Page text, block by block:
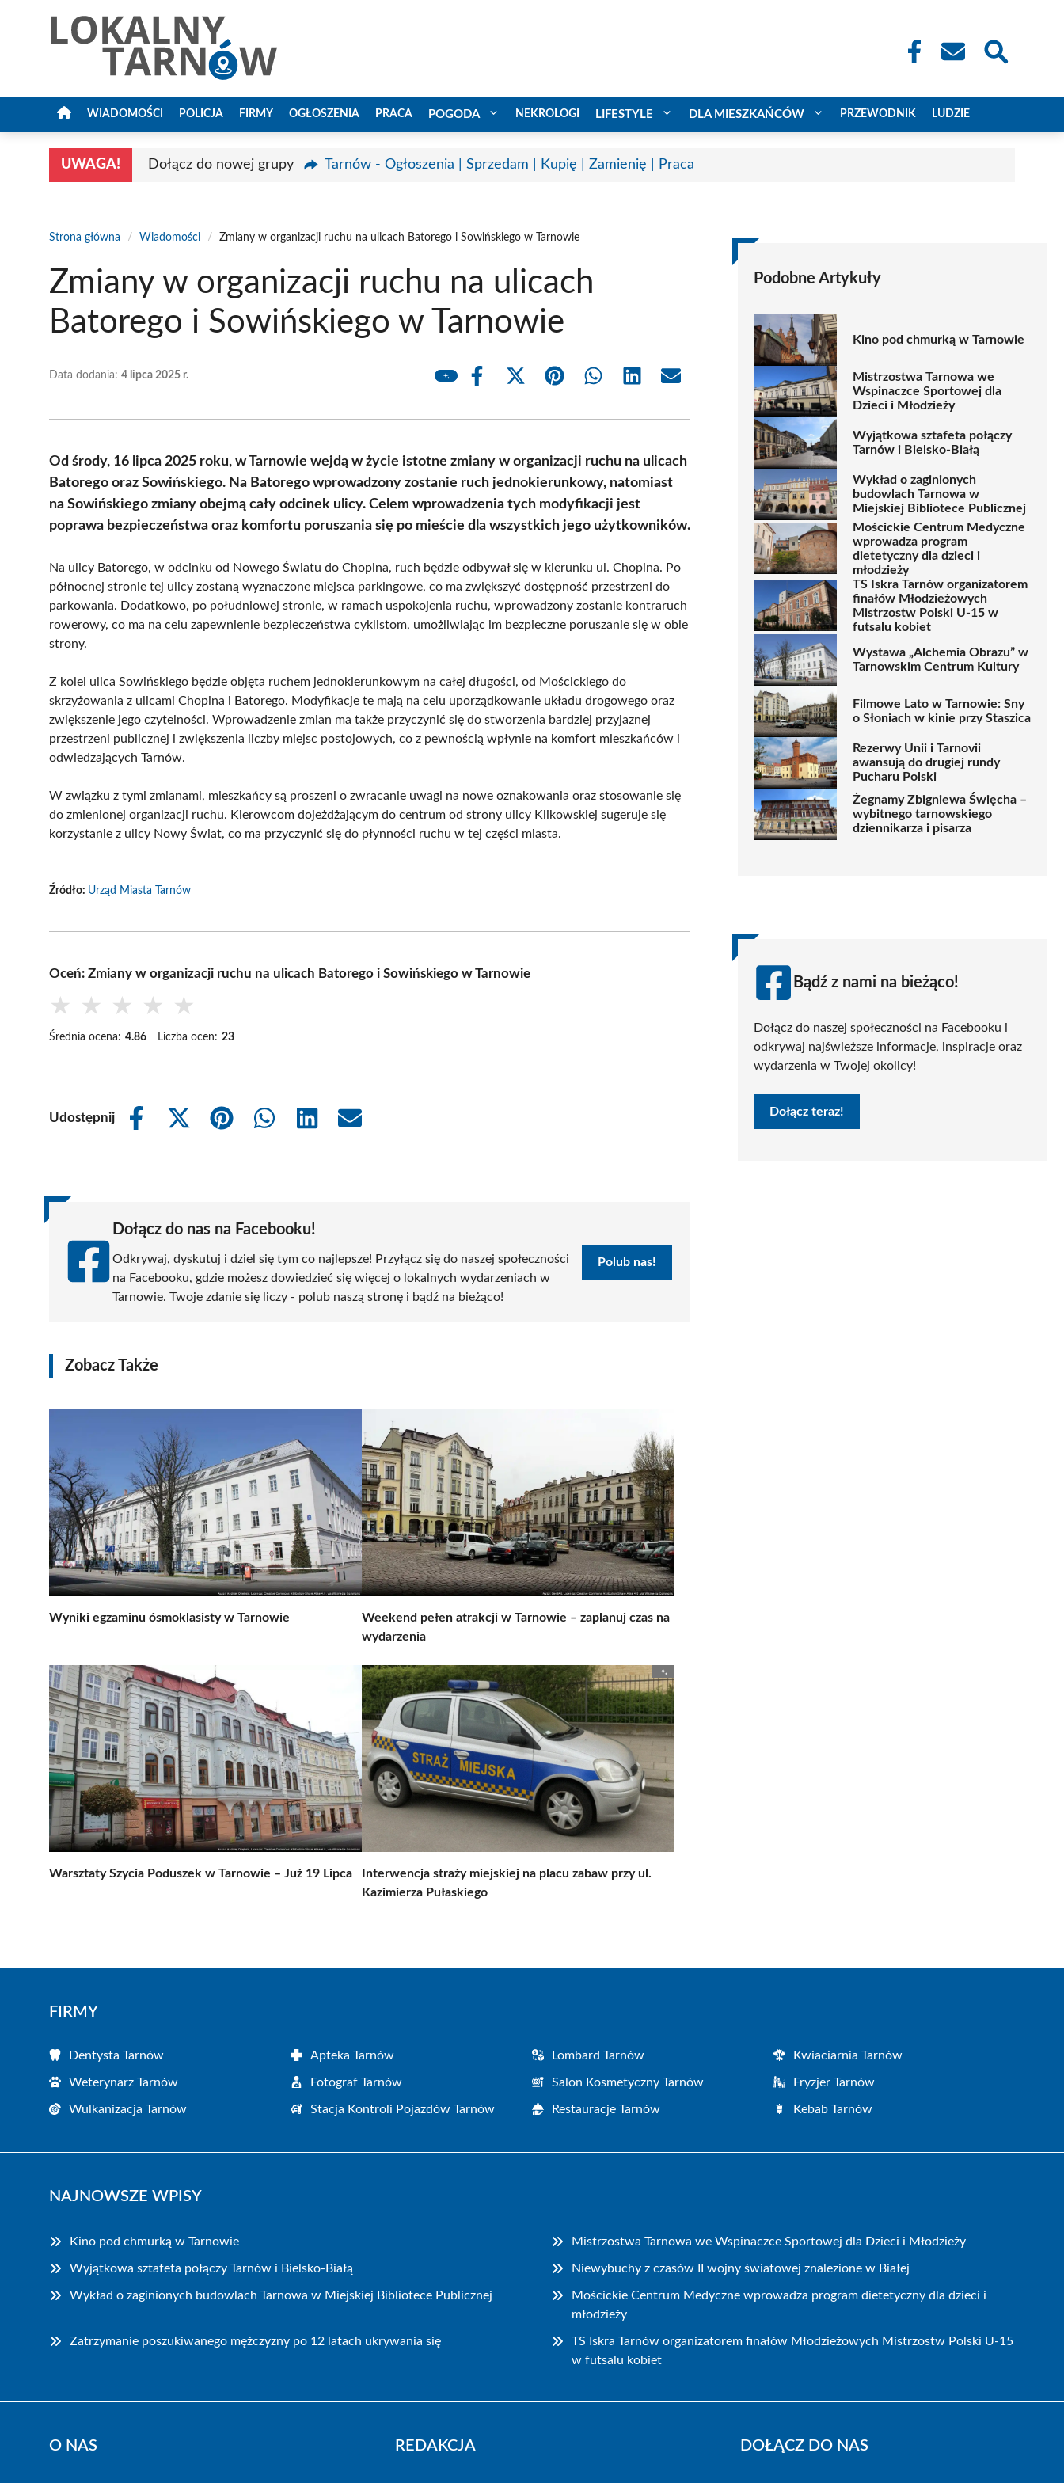
WIADOMOŚCI POLICJA FIRMY OGŁOSZENIA PRACA POGODA NEKROLOGI LIFESTYLE DLA MIESZKAŃCÓW PRZEWODNIK LUDZIE
UWAGA! Dołącz do nowej grupy Tarnów - Ogłoszenia | Sprzedam | Kupię | Zamienię | Praca
Strona główna / Wiadomości / Zmiany w organizacji ruchu na ulicach Batorego i Sowińskiego w Tarnowie
Zmiany w organizacji ruchu na ulicach
Batorego i Sowińskiego w Tarnowie
Data dodania: 4 lipca 2025 r.
Share
Share
(Twitter)
Share Share Share Share
Od środy, 16 lipca 2025 roku, w Tarnowie wejdą w życie istotne zmiany w organizacji ruchu na ulicach
Batorego oraz Sowińskiego. Na Batorego wprowadzony zostanie ruch jednokierunkowy, natomiast
na Sowińskiego zmiany obejmą cały odcinek ulicy. Celem wprowadzenia tych modyfikacji jest
poprawa bezpieczeństwa oraz komfortu poruszania się po mieście dla wszystkich jego użytkowników.
Na ulicy Batorego, w odcinku od Nowego Światu do Chopina, ruch będzie odbywał się w kierunku ul. Chopina. Po
północnej stronie tej ulicy zostaną wyznaczone miejsca parkingowe, co ma zwiększyć dostępność przestrzeni do
parkowania. Dodatkowo, po południowej stronie, w ramach uspokojenia ruchu, wprowadzony zostanie kontraruch
rowerowy, co ma na celu zapewnienie bezpieczeństwa cyklistom, umożliwiając im bezpieczne poruszanie się w obie
strony.
Z kolei ulica Sowińskiego będzie objęta ruchem jednokierunkowym na całej długości, od Mościckiego do
skrzyżowania z ulicami Chopina i Batorego. Modyfikacje te mają na celu uporządkowanie układu drogowego oraz
zwiększenie jego czytelności. Wprowadzenie zmian ma także przyczynić się do stworzenia bardziej przyjaznej
przestrzeni publicznej i zwiększenia liczby miejsc postojowych, co z pewnością wpłynie na komfort mieszkańców i
odwiedzających Tarnów.
W związku z tymi zmianami, mieszkańcy są proszeni o zwracanie uwagi na nowe oznakowania oraz stosowanie się
do zmienionej organizacji ruchu. Kierowcom dojeżdżającym do centrum od strony ulicy Klikowskiej sugeruje się
korzystanie z ulicy Nowy Świat, co ma przyczynić się do płynności ruchu w tej części miasta.
Źródło: Urząd Miasta Tarnów
Oceń: Zmiany w organizacji ruchu na ulicach Batorego i Sowińskiego w Tarnowie
★ ★ ★ ★ ★
Średnia ocena: 4.86 Liczba ocen: 23
Udostępnij
Share
Share
(Twitter)
Share
Share
Share
Share
Dołącz do nas na Facebooku!
Odkrywaj, dyskutuj i dziel się tym co najlepsze! Przyłącz się do naszej społeczności
na Facebooku, gdzie możesz dowiedzieć się więcej o lokalnych wydarzeniach w
Tarnowie. Twoje zdanie się liczy - polub naszą stronę i bądź na bieżąco!
Polub nas!
Zobacz Także
Wyniki egzaminu ósmoklasisty w Tarnowie
Weekend pełen atrakcji w Tarnowie – zaplanuj czas na
wydarzenia
Warsztaty Szycia Poduszek w Tarnowie – Już 19 Lipca
Interwencja straży miejskiej na placu zabaw przy ul.
Kazimierza Pułaskiego
Podobne Artykuły
Kino pod chmurką w Tarnowie
Mistrzostwa Tarnowa we
Wspinaczce Sportowej dla
Dzieci i Młodzieży
Wyjątkowa sztafeta połączy
Tarnów i Bielsko-Białą
Wykład o zaginionych
budowlach Tarnowa w
Miejskiej Bibliotece Publicznej
Mościckie Centrum Medyczne
wprowadza program
dietetyczny dla dzieci i
młodzieży
TS Iskra Tarnów organizatorem
finałów Młodzieżowych
Mistrzostw Polski U-15 w
futsalu kobiet
Wystawa „Alchemia Obrazu” w
Tarnowskim Centrum Kultury
Filmowe Lato w Tarnowie: Sny
o Słoniach w kinie przy Staszica
Rezerwy Unii i Tarnovii
awansują do drugiej rundy
Pucharu Polski
Żegnamy Zbigniewa Święcha –
wybitnego tarnowskiego
dziennikarza i pisarza
Bądź z nami na bieżąco!
Dołącz do naszej społeczności na Facebooku i
odkrywaj najświeższe informacje, inspiracje oraz
wydarzenia w Twojej okolicy!
Dołącz teraz!
FIRMY
Dentysta Tarnów Apteka Tarnów Lombard Tarnów Kwiaciarnia Tarnów
Weterynarz Tarnów Fotograf Tarnów Salon Kosmetyczny Tarnów Fryzjer Tarnów
Wulkanizacja Tarnów Stacja Kontroli Pojazdów Tarnów Restauracje Tarnów Kebab Tarnów
NAJNOWSZE WPISY
Kino pod chmurką w Tarnowie Mistrzostwa Tarnowa we Wspinaczce Sportowej dla Dzieci i Młodzieży
Wyjątkowa sztafeta połączy Tarnów i Bielsko-Białą Niewybuchy z czasów II wojny światowej znalezione w Białej
Wykład o zaginionych budowlach Tarnowa w Miejskiej Bibliotece Publicznej
Mościckie Centrum Medyczne wprowadza program dietetyczny dla dzieci i
młodzieży
Zatrzymanie poszukiwanego mężczyzny po 12 latach ukrywania się
TS Iskra Tarnów organizatorem finałów Młodzieżowych Mistrzostw Polski U-15
w futsalu kobiet
O NAS REDAKCJA DOŁĄCZ DO NAS